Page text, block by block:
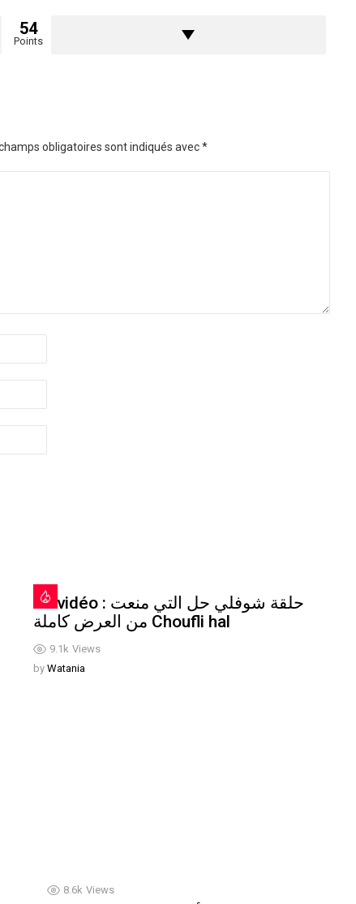
54
Points
champs obligatoires sont indiqués avec*
9.1k Views
En vidéo : حلقة شوفلي حل التي منعت
من العرض كاملة Choufli hal
by Watania
8.6k Views